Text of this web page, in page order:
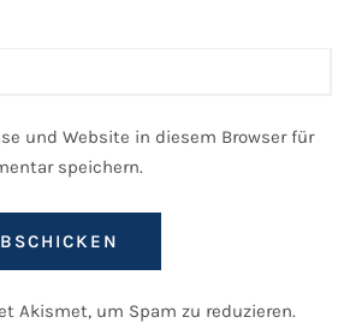
und Website in diesem Browser für
speichern.
Akismet, um Spam zu reduzieren.